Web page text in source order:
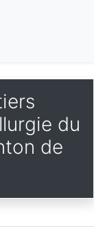
du
de